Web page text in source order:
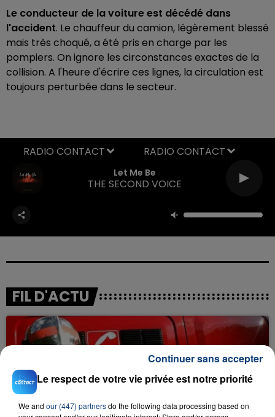
Le conducteur de la voiture est décédé dans
l'accident. Le chauffeur du camion, légèrement blessé
mais très choqué, a été pris en charge par les
pompiers. On ignore les circonstances exactes de la
collision. A l'heure d'écrire ces lignes, la circulation est
toujours perturbée dans le secteur.
Let Me Be
THE SECOND VOICE
RADIO CONTACT
FIL D'ACTU
Le respect de votre vie privée est notre priorité
We and our (447) partnersdo the following data processing based on
Continuer sans accepter